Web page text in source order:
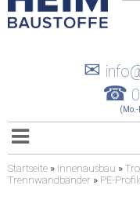
✉
☎
(Mo.-
Startseite » Innenausbau »
Trennwandbänder » PE-